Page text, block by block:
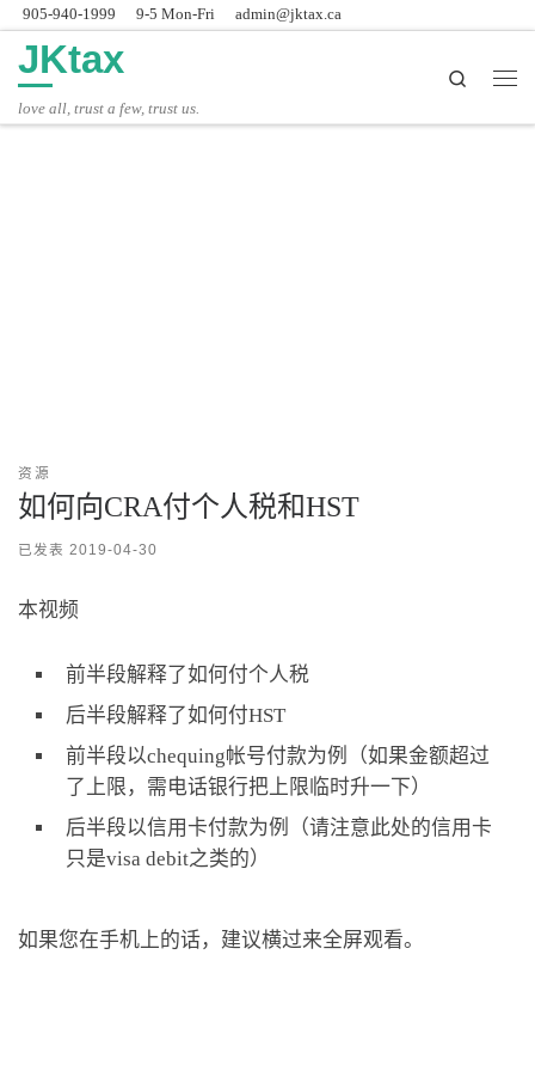
Skip to content
905-940-1999 9-5 Mon-Fri admin@jktax.ca
JKtax
love all, trust a few, trust us.
Search
资源
如何向CRA付个人税和HST
已发表 2019-04-30
本视频
前半段解释了如何付个人税
后半段解释了如何付HST
前半段以chequing帐号付款为例（如果金额超过
了上限，需电话银行把上限临时升一下）
后半段以信用卡付款为例（请注意此处的信用卡
只是visa debit之类的）
如果您在手机上的话，建议横过来全屏观看。